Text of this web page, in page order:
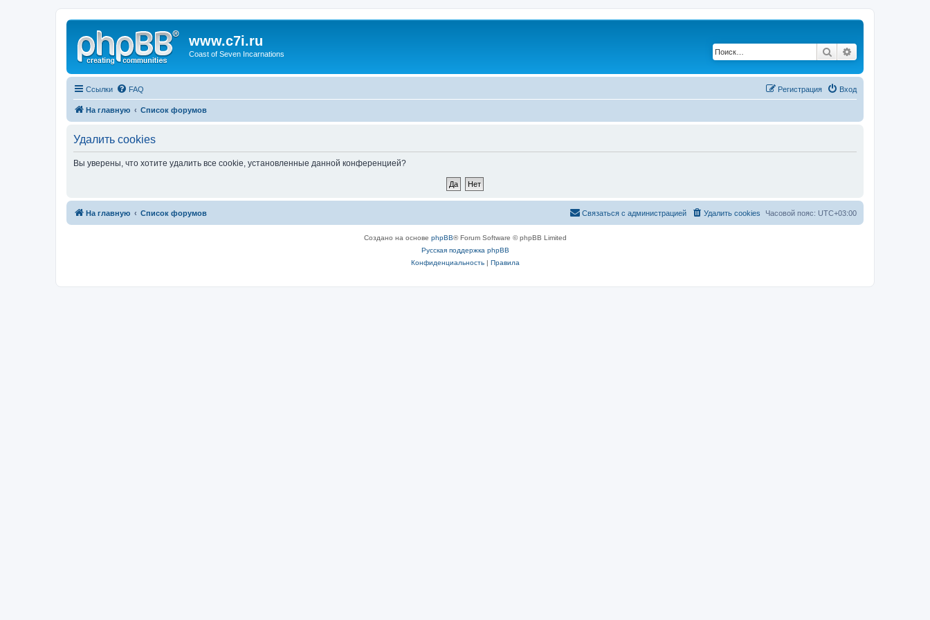
www.c7i.ru
Coast of Seven Incarnations Поиск
Ссылки FAQ Вход
Регистрация
На главную Список форумов
Удалить cookies
Вы уверены, что хотите удалить все cookie, установленные данной конференцией?
На главную Список форумов Часовой пояс: UTC+03:00
Удалить cookies
Связаться с администрацией
Создано на основе phpBB® Forum Software © phpBB Limited
Русская поддержка phpBB
Конфиденциальность| Правила